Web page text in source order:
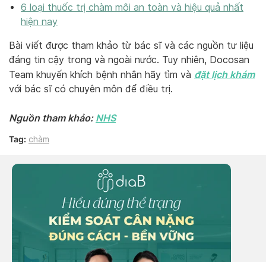
6 loại thuốc trị chàm môi an toàn và hiệu quả nhất
hiện nay
Bài viết được tham khảo từ bác sĩ và các nguồn tư liệu
đáng tin cậy trong và ngoài nước. Tuy nhiên, Docosan
Team khuyến khích bệnh nhân hãy tìm và đặt lịch khám
với bác sĩ có chuyên môn để điều trị.
Nguồn tham khảo: NHS
Tag: chàm